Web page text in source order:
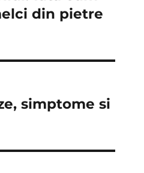
din pietre
simptome si